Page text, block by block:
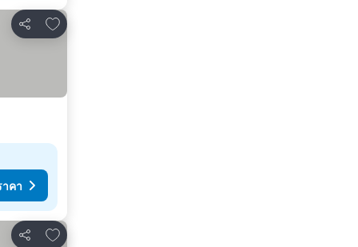
แชร์
เพิ่มในรายการโปรด
คา
แชร์
เพิ่มในรายการโปรด